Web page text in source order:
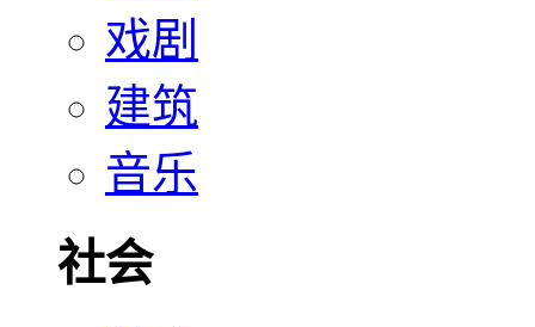
戏剧
建筑
音乐
社会